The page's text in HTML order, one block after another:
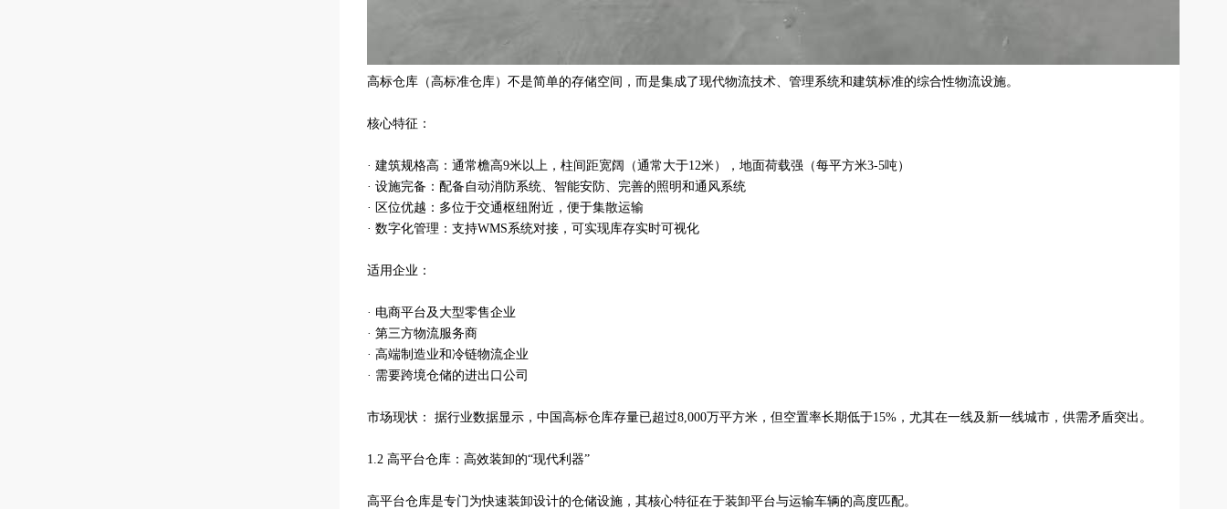
高标仓库（高标准仓库）不是简单的存储空间，而是集成了现代物流技术、管理系统和建筑标准的综合性物流设施。
核心特征：
· 建筑规格高：通常檐高9米以上，柱间距宽阔（通常大于12米），地面荷载强（每平方米3-5吨）
· 设施完备：配备自动消防系统、智能安防、完善的照明和通风系统
· 区位优越：多位于交通枢纽附近，便于集散运输
· 数字化管理：支持WMS系统对接，可实现库存实时可视化
适用企业：
· 电商平台及大型零售企业
· 第三方物流服务商
· 高端制造业和冷链物流企业
· 需要跨境仓储的进出口公司
市场现状： 据行业数据显示，中国高标仓库存量已超过8,000万平方米，但空置率长期低于15%，尤其在一线及新一线城市，供需矛盾突出。
1.2 高平台仓库：高效装卸的“现代利器”
高平台仓库是专门为快速装卸设计的仓储设施，其核心特征在于装卸平台与运输车辆的高度匹配。